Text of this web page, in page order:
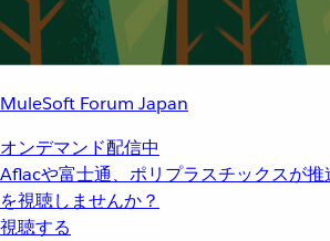
MuleSoft Forum Japan
オンデマンド配信中
Aflacや富士通、ポリプラスチックスが
を視聴しませんか？
視聴する